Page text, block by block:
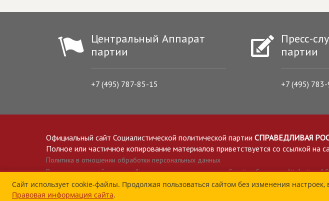
Центральный Аппарат
партии
+7 (495) 787-85-15
Пресс-
партии
+7 (495)
Официальный сайт Социалистической политической партии СПРАВЕДЛИВАЯ
Полное или частичное копирование материалов приветствуется со ссылкой на
Политика в отношении обработки персональных данных
Все материалы сайта spravedlivo.ru доступны по лицензии Creative Commons Attribution
Сайт использует cookie-файлы. Продолжая пользоваться сайтом без изменения
Правовая информация сайта.